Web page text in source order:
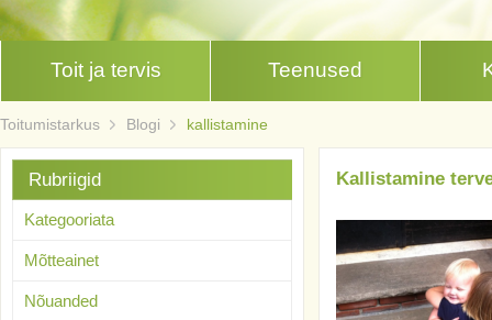
Toit ja tervis Teenused
Toitumistarkus Blogi kallistamine
Kallistamine
Rubriigid
Kategooriata
Mõtteainet
Nõuanded